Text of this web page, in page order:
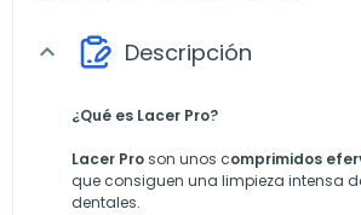
expand_more Descripción
¿Qué es Lacer Pro?
Lacer Proson unos comprimidos
que consiguen una limpieza intensa
dentales.